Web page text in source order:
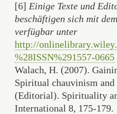
[6] Einige Texte und
beschäftigen sich mit
verfügbar unter
http://
%28ISSN%291557-0665
Walach, H. (2007).
Spiritual chauvinism
(Editorial). Spirituality
International 8, 175-179.